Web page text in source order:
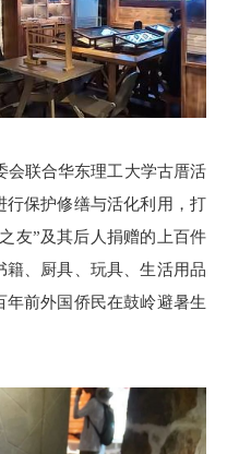
会联合华东理工大学古厝活
保护修缮与活化利用，打
友”及其后人捐赠的上百件
、厨具、玩具、生活用品
前外国侨民在鼓岭避暑生